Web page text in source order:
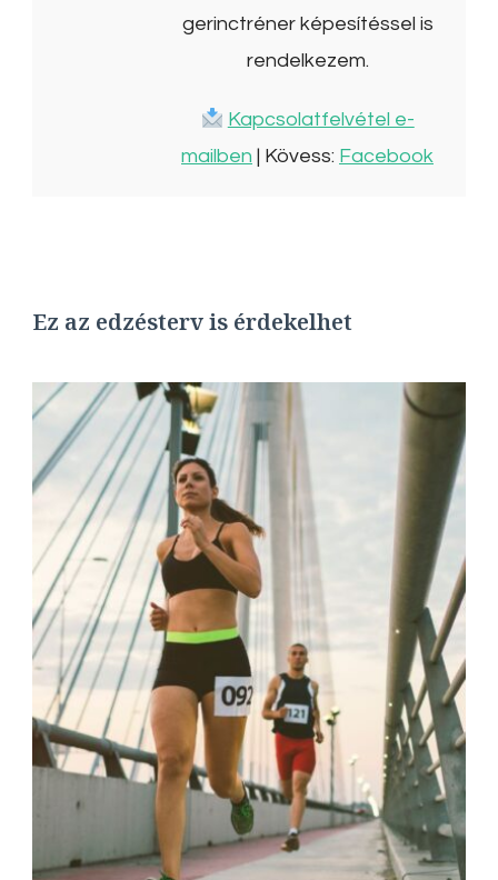
gerinctréner képesítéssel is
rendelkezem.
Kapcsolatfelvétel e-
mailben | Kövess: Facebook
Ez az edzésterv is érdekelhet